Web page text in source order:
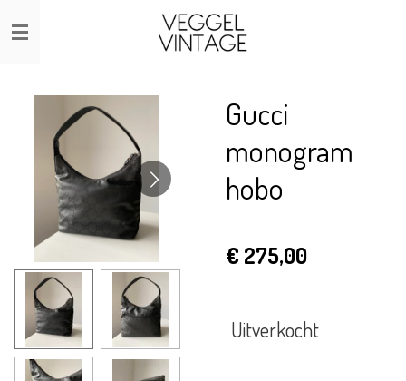
Ga
direct
hoofdinhoud
Gucci
monogram
hobo
€ 275,00
Uitverkocht